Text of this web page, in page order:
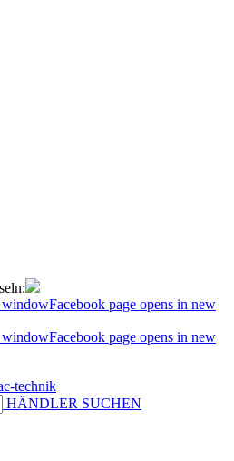
windowFacebook page opens in new
windowFacebook page opens in new
HÄNDLER SUCHEN